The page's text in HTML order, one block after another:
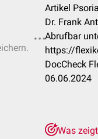
Artikel
Dr. Frank
Abrufbar
https://
DocCheck
06.06.2024
Was